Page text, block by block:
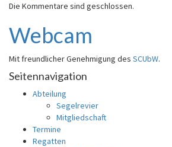
Die Kommentare sind geschlossen.
Webcam
Mit freundlicher Genehmigung des SCUbW.
Seitennavigation
Abteilung
Segelrevier
Mitgliedschaft
Termine
Regatten